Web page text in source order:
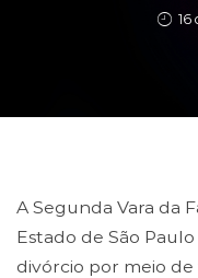
16
A Segunda Vara da
Estado de São
divórcio por meio